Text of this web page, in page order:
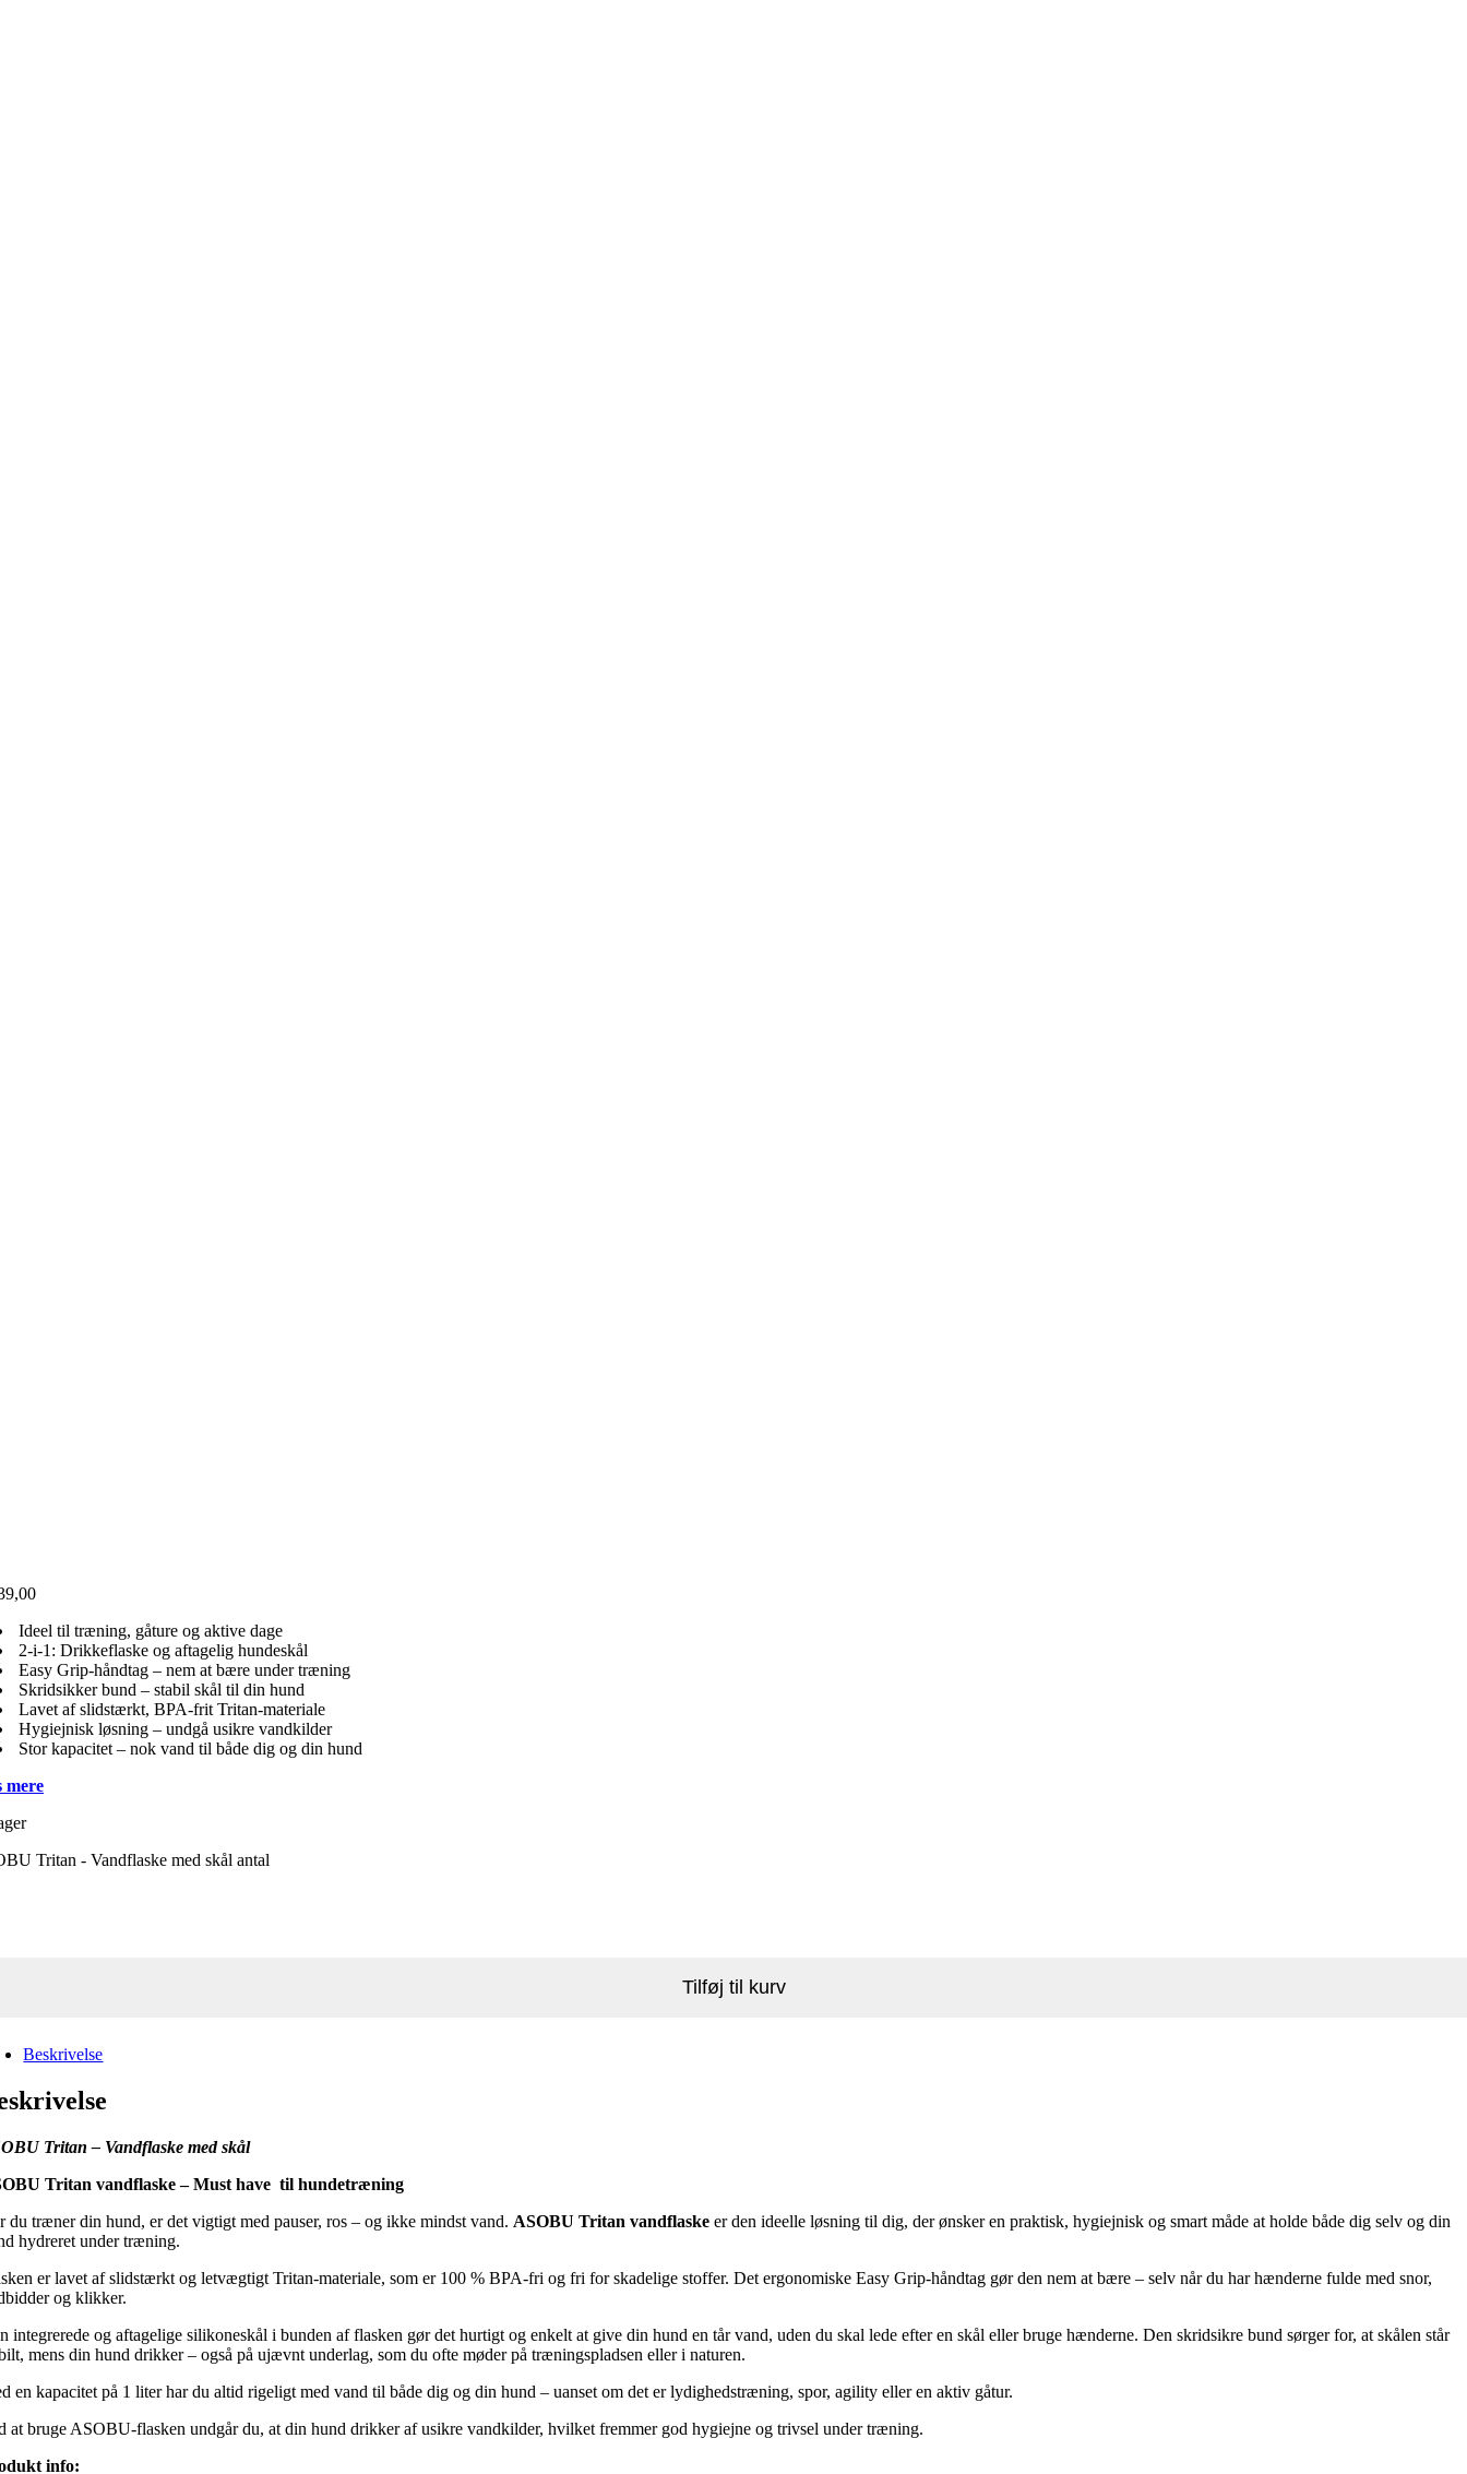
Ideel til træning, gåture og aktive dage
2-i-1: Drikkeflaske og aftagelig hundeskål
Easy Grip-håndtag – nem at bære under træning
Skridsikker bund – stabil skål til din hund
Lavet af slidstærkt, BPA-frit Tritan-materiale
Hygiejnisk løsning – undgå usikre vandkilder
Stor kapacitet – nok vand til både dig og din hund
mere
Tritan - Vandflaske med skål antal
Tilføj til kurv
Beskrivelse
Tritan – Vandflaske med skål
Tritan vandflaske – Must have til hundetræning
du træner din hund, er det vigtigt med pauser, ros – og ikke mindst vand. ASOBU Tritan vandflaske er den ideelle løsning til dig, der ønsker en praktisk, hygiejnisk og smart måde at holde både dig selv og din
hydreret under træning.
er lavet af slidstærkt og letvægtigt Tritan-materiale, som er 100 % BPA-fri og fri for skadelige stoffer. Det ergonomiske Easy Grip-håndtag gør den nem at bære – selv når du har hænderne fulde med snor,
og klikker.
integrerede og aftagelige silikoneskål i bunden af flasken gør det hurtigt og enkelt at give din hund en tår vand, uden du skal lede efter en skål eller bruge hænderne. Den skridsikre bund sørger for, at skålen står
mens din hund drikker – også på ujævnt underlag, som du ofte møder på træningspladsen eller i naturen.
en kapacitet på 1 liter har du altid rigeligt med vand til både dig og din hund – uanset om det er lydighedstræning, spor, agility eller en aktiv gåtur.
at bruge ASOBU-flasken undgår du, at din hund drikker af usikre vandkilder, hvilket fremmer god hygiejne og trivsel under træning.
info: